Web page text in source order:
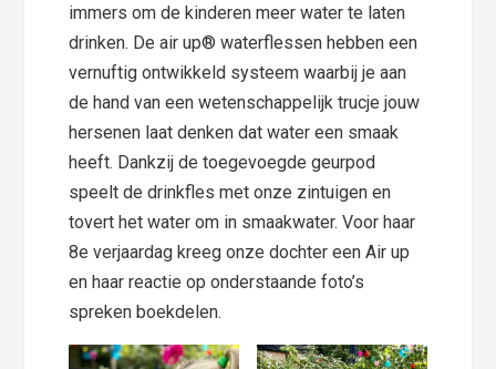
immers om de kinderen meer water te laten
drinken. De air up® waterflessen hebben een
vernuftig ontwikkeld systeem waarbij je aan
de hand van een wetenschappelijk trucje jouw
hersenen laat denken dat water een smaak
heeft. Dankzij de toegevoegde geurpod
speelt de drinkfles met onze zintuigen en
tovert het water om in smaakwater. Voor haar
8e verjaardag kreeg onze dochter een Air up
en haar reactie op onderstaande foto’s
spreken boekdelen.